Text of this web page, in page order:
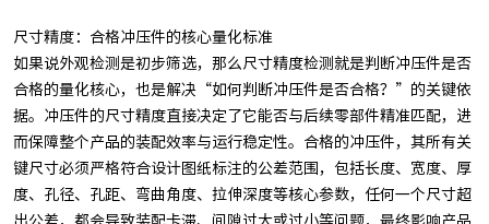
尺寸精度：合格冲压件的核心量化标准
如果说外观检测是初步筛选，那么尺寸精度检测就是判断冲压件是否
合格的量化核心，也是解决“如何判断冲压件是否合格？”的关键依
据。冲压件的尺寸精度直接决定了它能否与后续零部件精准匹配，进
而保障整个产品的装配效率与运行稳定性。合格的冲压件，其所有关
键尺寸必须严格符合设计图纸标注的公差范围，包括长度、宽度、厚
度、孔径、孔距、弯曲角度、拉伸深度等核心参数，任何一个尺寸超
出公差，都会导致装配卡滞、间隙过大或过小等问题，最终影响产品